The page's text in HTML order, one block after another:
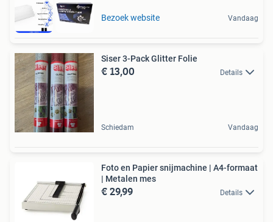
Bezoek website Vandaag
Siser 3-Pack Glitter Folie
€ 13,00 Details
Schiedam Vandaag
Foto en Papier snijmachine | A4-formaat
| Metalen mes
€ 29,99 Details